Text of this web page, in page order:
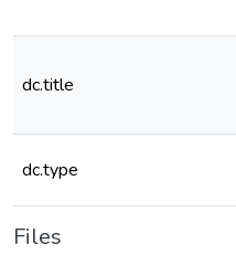
dc.title
dc.type
Files